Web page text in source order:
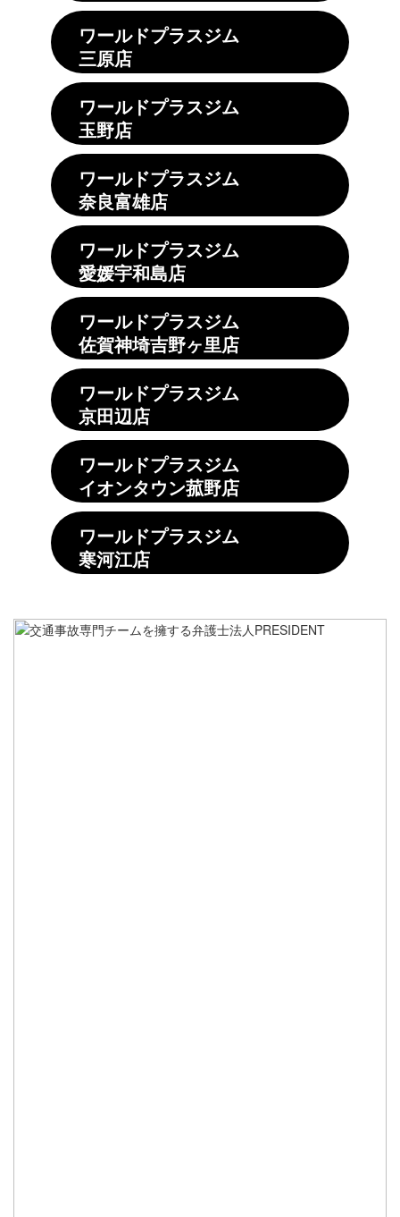
ワールドプラスジム
三原店
ワールドプラスジム
玉野店
ワールドプラスジム
奈良富雄店
ワールドプラスジム
愛媛宇和島店
ワールドプラスジム
佐賀神埼吉野ヶ里店
ワールドプラスジム
京田辺店
ワールドプラスジム
イオンタウン菰野店
ワールドプラスジム
寒河江店